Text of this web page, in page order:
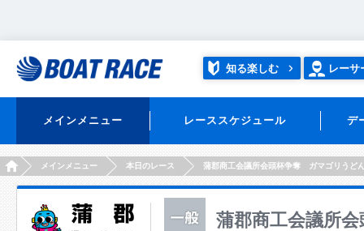
知る楽しむ レーサ
メインメニュー レーススケジュール デ
HOMEメインメニュー 本日のレース 蒲郡商工会議所会頭杯争奪 ガマゴリうど
蒲郡商工会議所